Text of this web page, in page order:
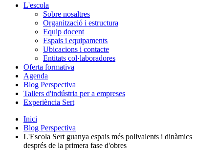
L'escola
Sobre nosaltres
Organització i estructura
Equip docent
Espais i equipaments
Ubicacions i contacte
Entitats col·laboradores
Oferta formativa
Agenda
Blog Perspectiva
Tallers d'indústria per a empreses
Experiència Sert
Inici
Blog Perspectiva
L'Escola Sert guanya espais més polivalents i dinàmics
després de la primera fase d'obres